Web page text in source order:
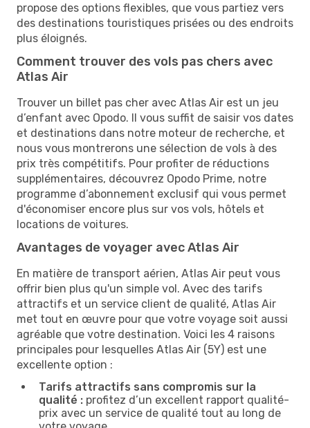
propose des options flexibles, que vous partiez vers
des destinations touristiques prisées ou des endroits
plus éloignés.
Comment trouver des vols pas chers avec
Atlas Air
Trouver un billet pas cher avec Atlas Air est un jeu
d’enfant avec Opodo. Il vous suffit de saisir vos dates
et destinations dans notre moteur de recherche, et
nous vous montrerons une sélection de vols à des
prix très compétitifs. Pour profiter de réductions
supplémentaires, découvrez Opodo Prime, notre
programme d’abonnement exclusif qui vous permet
d'économiser encore plus sur vos vols, hôtels et
locations de voitures.
Avantages de voyager avec Atlas Air
En matière de transport aérien, Atlas Air peut vous
offrir bien plus qu'un simple vol. Avec des tarifs
attractifs et un service client de qualité, Atlas Air
met tout en œuvre pour que votre voyage soit aussi
agréable que votre destination. Voici les 4 raisons
principales pour lesquelles Atlas Air (5Y) est une
excellente option :
Tarifs attractifs sans compromis sur la
qualité : profitez d’un excellent rapport qualité-
prix avec un service de qualité tout au long de